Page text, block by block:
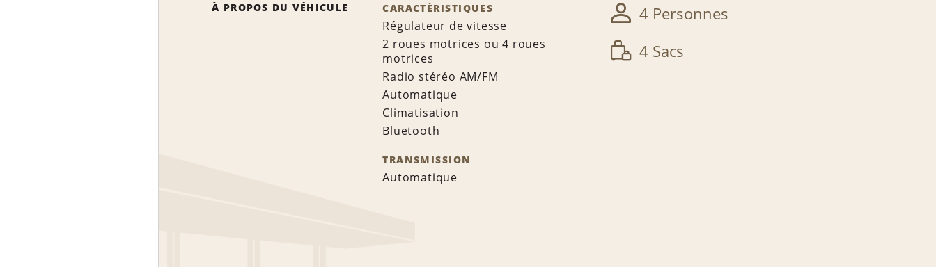
À PROPOS DU VÉHICULE CARACTÉRISTIQUES
Régulateur de vitesse
2 roues motrices ou 4 roues
motrices
Radio stéréo AM/FM
Automatique
Climatisation
Bluetooth
TRANSMISSION
Automatique
4 Personnes
4 Sacs